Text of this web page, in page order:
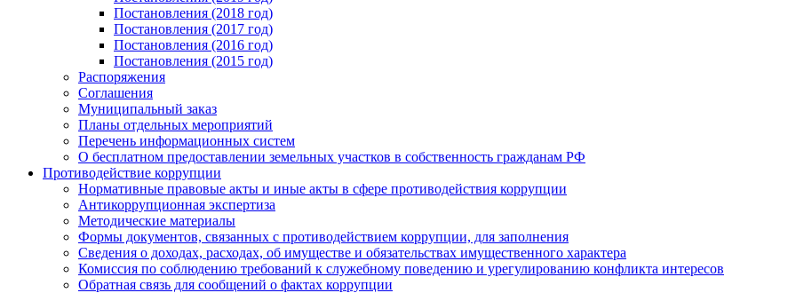
Постановления (2018 год)
Постановления (2017 год)
Постановления (2016 год)
Постановления (2015 год)
Распоряжения
Соглашения
Муниципальный заказ
Планы отдельных мероприятий
Перечень информационных систем
О бесплатном предоставлении земельных участков в собственность гражданам РФ
Противодействие коррупции
Нормативные правовые акты и иные акты в сфере противодействия коррупции
Антикоррупционная экспертиза
Методические материалы
Формы документов, связанных с противодействием коррупции, для заполнения
Сведения о доходах, расходах, об имуществе и обязательствах имущественного характера
Комиссия по соблюдению требований к служебному поведению и урегулированию конфликта интересов
Обратная связь для сообщений о фактах коррупции